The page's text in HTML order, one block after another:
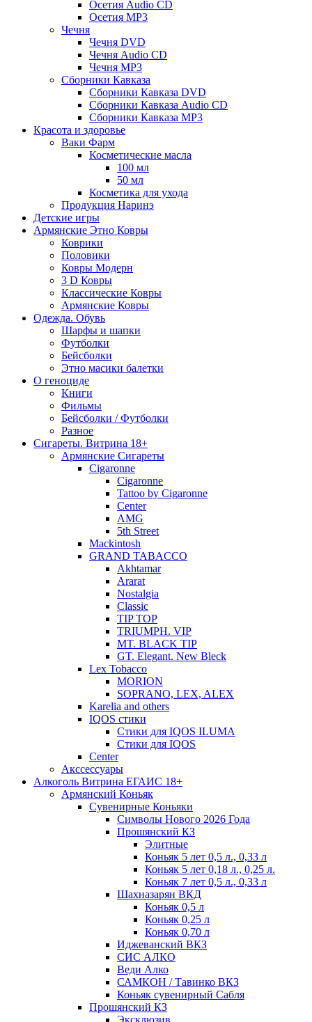
Осетия Audio CD
Осетия MP3
Чечня
Чечня DVD
Чечня Audio CD
Чечня MP3
Сборники Кавказа
Сборники Кавказа DVD
Сборники Кавказа Audio CD
Сборники Кавказа MP3
Красота и здоровье
Ваки Фарм
Косметические масла
100 мл
50 мл
Косметика для ухода
Продукция Наринэ
Детские игры
Армянские Этно Ковры
Коврики
Половики
Ковры Модерн
3 D Ковры
Классические Ковры
Армянские Ковры
Одежда. Обувь
Шарфы и шапки
Футболки
Бейсболки
Этно масики балетки
О геноциде
Книги
Фильмы
Бейсболки / Футболки
Разное
Сигареты. Витрина 18+
Армянские Сигареты
Cigaronne
Cigaronne
Tattoo by Cigaronne
Center
AMG
5th Street
Mackintosh
GRAND TABACCO
Akhtamar
Ararat
Nostalgia
Classic
TIP TOP
TRIUMPH. VIP
MT. BLACK TIP
GT. Elegant. New Bleck
Lex Tobacco
MORION
SOPRANO, LEX, ALEX
Karelia and others
IQOS стики
Стики для IQOS ILUMA
Стики для IQOS
Сenter
Акссессуары
Алкоголь Витрина ЕГАИС 18+
Армянский Коньяк
Сувенирные Коньяки
Символы Нового 2026 Года
Прошянский КЗ
Элитные
Коньяк 5 лет 0,5 л., 0,33 л
Коньяк 5 лет 0,18 л., 0,25 л.
Коньяк 7 лет 0,5 л., 0,33 л
Шахназарян ВКД
Коньяк 0,5 л
Коньяк 0,25 л
Коньяк 0,70 л
Иджеванский ВКЗ
СИС АЛКО
Веди Алко
САМКОН / Тавинко ВКЗ
Коньяк сувенирный Сабля
Прошянский КЗ
Эксклюзив